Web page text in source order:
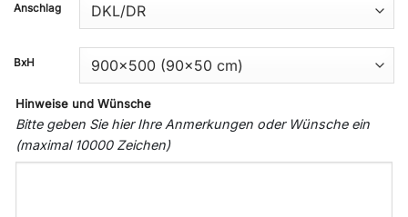
Anschlag
BxH
Hinweise und Wünsche
Bitte geben Sie hier Ihre Anmerkungen oder Wünsche ein
(maximal 10000 Zeichen)